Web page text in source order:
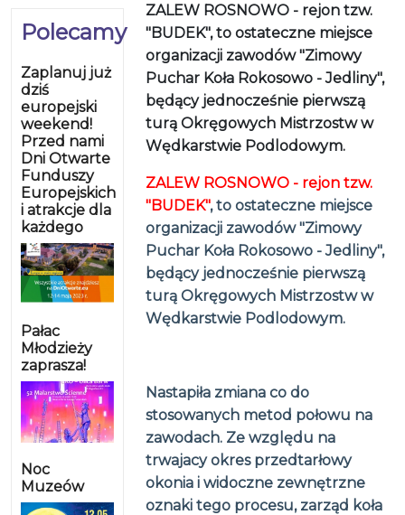
Polecamy
Zaplanuj już
dziś
europejski
weekend!
Przed nami
Dni Otwarte
Funduszy
Europejskich
i atrakcje dla
każdego
Pałac
Młodzieży
zaprasza!
Noc
Muzeów
ZALEW ROSNOWO - rejon tzw.
"BUDEK", to ostateczne miejsce
organizacji zawodów "Zimowy
Puchar Koła Rokosowo - Jedliny",
będący jednocześnie pierwszą
turą Okręgowych Mistrzostw w
Wędkarstwie Podlodowym.
ZALEW ROSNOWO - rejon tzw.
"BUDEK", to ostateczne miejsce
organizacji zawodów "Zimowy
Puchar Koła Rokosowo - Jedliny",
będący jednocześnie pierwszą
turą Okręgowych Mistrzostw w
Wędkarstwie Podlodowym.
Nastapiła zmiana co do
stosowanych metod połowu na
zawodach. Ze względu na
trwajacy okres przedtarłowy
okonia i widoczne zewnętrzne
oznaki tego procesu, zarząd koła